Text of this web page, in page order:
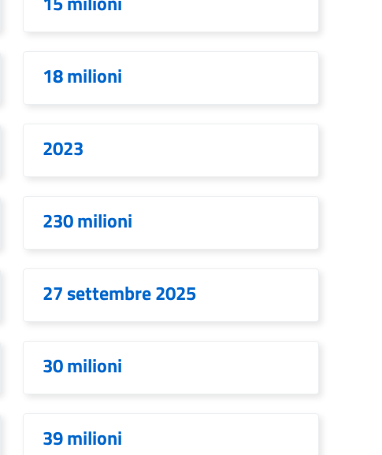
18 milioni
2023
230 milioni
27 settembre 2025
30 milioni
39 milioni